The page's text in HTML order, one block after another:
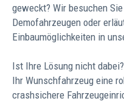
geweckt? Wir besuchen
Demofahrzeugen oder
Einbaumöglichkeiten in
Ist Ihre Lösung nicht
Ihr Wunschfahrzeug eine
crashsichere